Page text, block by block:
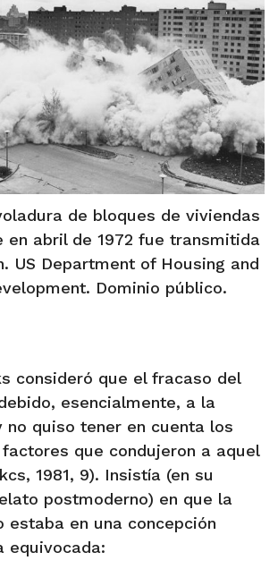
de bloques de viviendas
en abril de 1972 fue transmitida
US Department of Housing and
Dominio público.
consideró que el fracaso del
esencialmente, a la
no quiso tener en cuenta los
que condujeron a aquel
1981, 9). Insistía (en su
postmoderno) en que la
estaba en una concepción
equivocada: